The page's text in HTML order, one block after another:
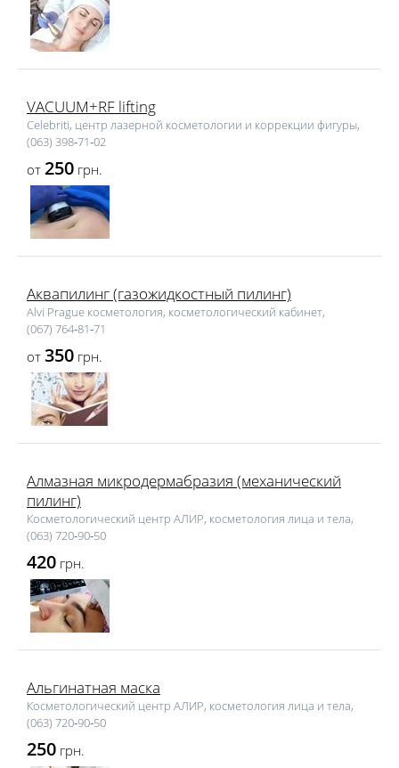
VACUUM+RF lifting
Celebriti, центр лазерной косметологии и коррекции фигуры,
(063) 398‑71‑02
от 250 грн.
Аквапилинг (газожидкостный пилинг)
Alvi Prague косметология, косметологический кабинет,
(067) 764‑81‑71
от 350 грн.
Алмазная микродермабразия (механический
пилинг)
Косметологический центр АЛИР, косметология лица и тела,
(063) 720‑90‑50
420 грн.
Альгинатная маска
Косметологический центр АЛИР, косметология лица и тела,
(063) 720‑90‑50
250 грн.